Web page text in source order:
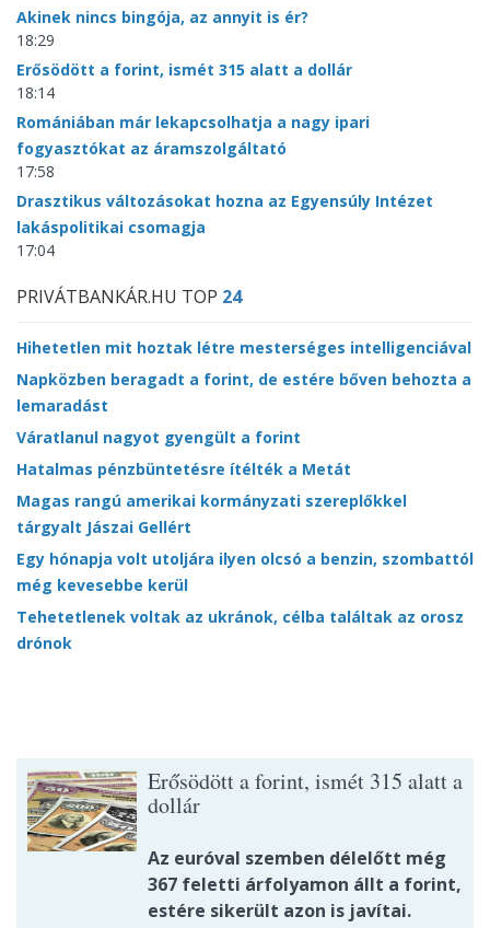
Akinek nincs bingója, az annyit is ér?
18:29
Erősödött a forint, ismét 315 alatt a dollár
18:14
Romániában már lekapcsolhatja a nagy ipari
fogyasztókat az áramszolgáltató
17:58
Drasztikus változásokat hozna az Egyensúly Intézet
lakáspolitikai csomagja
17:04
PRIVÁTBANKÁR.HU TOP 24
Hihetetlen mit hoztak létre mesterséges intelligenciával
Napközben beragadt a forint, de estére bőven behozta a
lemaradást
Váratlanul nagyot gyengült a forint
Hatalmas pénzbüntetésre ítélték a Metát
Magas rangú amerikai kormányzati szereplőkkel
tárgyalt Jászai Gellért
Egy hónapja volt utoljára ilyen olcsó a benzin, szombattól
még kevesebbe kerül
Tehetetlenek voltak az ukránok, célba találtak az orosz
drónok
Erősödött a forint, ismét 315 alatt a
dollár
Az euróval szemben délelőtt még
367 feletti árfolyamon állt a forint,
estére sikerült azon is javítai.